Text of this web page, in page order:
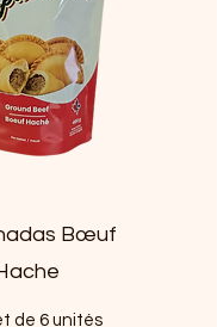
Bœuf
de 6 unités